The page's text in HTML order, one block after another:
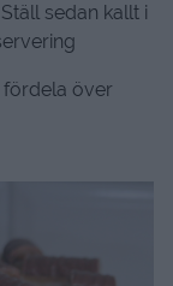
sedan kallt i
fördela över